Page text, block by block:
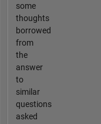
some
thoughts
borrowed
from
the
answer
to
similar
questions
asked